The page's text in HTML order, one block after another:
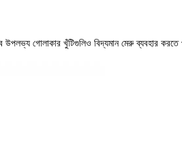
গোলাকার খুঁটিগুলিও বিদ্যমান মেরু ব্যবহার করতে